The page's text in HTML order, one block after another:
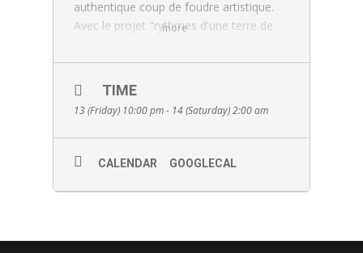
more
authentique coup de foudre artistique.
Avec le projet "rythmes d'une terre de
vous invitent à célébrer l'inattendu à
travers un tour d'Afrique en musiques du
nord au sud et d'est en ouest. Laissez
vous tenter par ce voyage d'agrément
tout inclus au cœur des sonorités, des
rythmes et des danses d'un continent
ses projets d'avenir. Rien de mieux que
TIME
13 (Friday) 10:00 pm - 14 (Saturday) 2:00 am
CALENDAR GOOGLECAL